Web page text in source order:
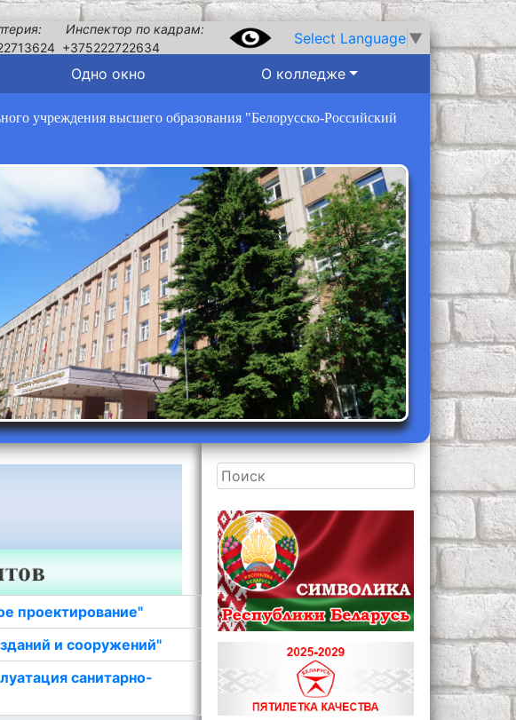
Инспектор по кадрам:
+375222722634
Select Language ▼
Одно окно О колледже
учреждения высшего образования "Белорусско-Российский
проектирование"
и сооружений"
санитарно-